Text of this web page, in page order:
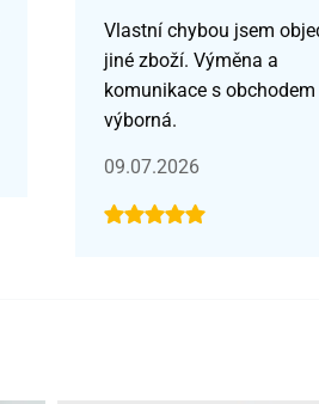
Vlastní chybou jsem
jiné zboží. Výměna a
komunikace s obchodem
výborná.
09.07.2026